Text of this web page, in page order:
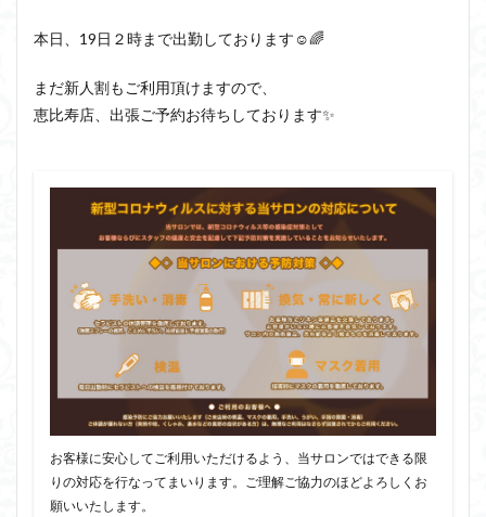
本日、19日２時まで出勤しております☺️🌈
まだ新人割もご利用頂けますので、
恵比寿店、出張ご予約お待ちしております✨
お客様に安心してご利用いただけるよう、当サロンではできる限
りの対応を行なってまいります。ご理解ご協力のほどよろしくお
願いいたします。